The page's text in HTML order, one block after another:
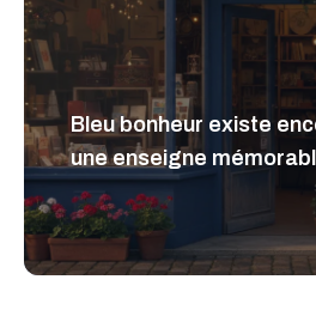
Bleu bonheur existe
une enseigne